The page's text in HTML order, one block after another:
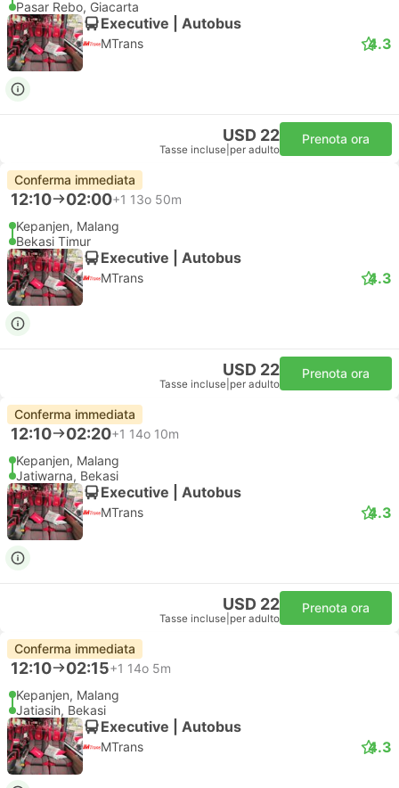
Pasar Rebo, Giacarta
Executive | Autobus
MTrans 4.3
USD 22
Tasse incluse per adulto
Prenota ora
Conferma immediata
12:10 02:00+1 13o 50m
Kepanjen, Malang
Bekasi Timur
Executive | Autobus
MTrans 4.3
USD 22
Tasse incluse per adulto
Prenota ora
Conferma immediata
12:10 02:20+1 14o 10m
Kepanjen, Malang
Jatiwarna, Bekasi
Executive | Autobus
MTrans 4.3
USD 22
Tasse incluse per adulto
Prenota ora
Conferma immediata
12:10 02:15+1 14o 5m
Kepanjen, Malang
Jatiasih, Bekasi
Executive | Autobus
MTrans 4.3